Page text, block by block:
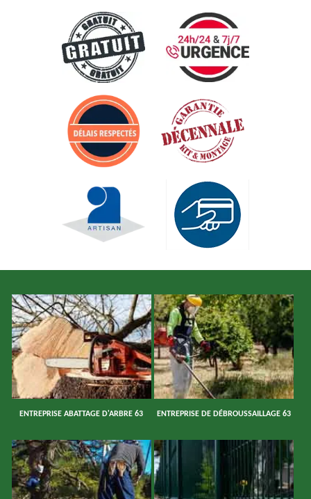
ENTREPRISE ABATTAGE D'ARBRE 63 ENTREPRISE DE DÉBROUSSAILLAGE 63